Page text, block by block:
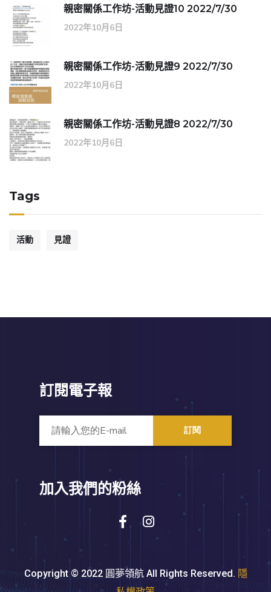
親密關係工作坊-活動見證10 2022/7/30
2022年10月6日
親密關係工作坊-活動見證9 2022/7/30
2022年10月6日
親密關係工作坊-活動見證8 2022/7/30
2022年10月6日
Tags
活動 見證
訂閱電子報
訂閱
加入我們的粉絲
Copyright © 2022 圓夢領航 All Rights Reserved. 隱